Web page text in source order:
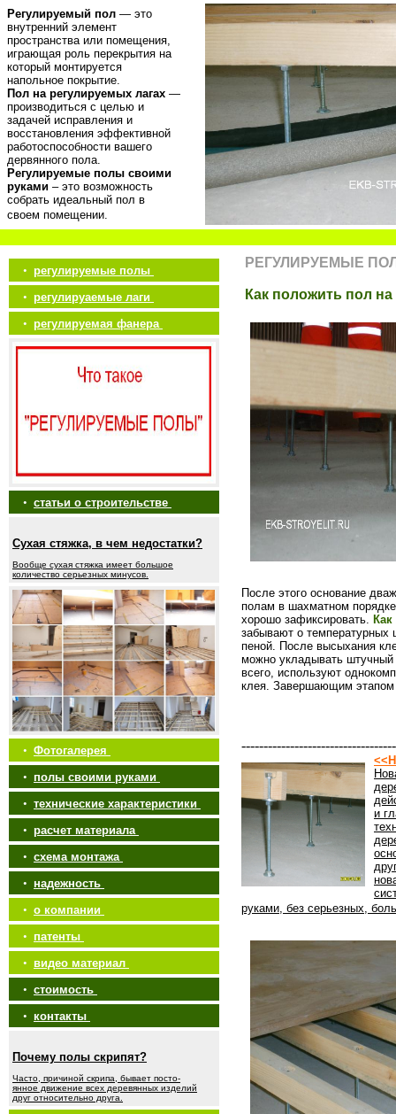
Регулируемый пол — это
внутренний элемент
пространства или помещения,
играющая роль перекрытия на
который монтируется
напольное покрытие.
Пол на регулируемых лагах —
производиться с целью и
задачей исправления и
восстановления эффективной
работоспособности вашего
дервянного пола.
Регулируемые полы своими
руками – это возможность
собрать идеальный пол в
своем помещении.
• регулируемые полы
• регулируаемые лаги
• регулируемая фанера
• статьи о строительстве
Сухая стяжка, в чем недостатки?
Вообще сухая стяжка имеет большое
количество серьезных минусов.
• Фотогалерея
• полы своими руками
• технические характеристики
• расчет материала
• схема монтажа
• надежность
• о компании
• патенты
• видео материал
• стоимость
• контакты
Почему полы скрипят?
Часто, причиной скрипа, бывает посто-
янное движение всех деревянных изделий
друг относительно друга.
РЕГУЛИРУЕМЫЕ
Как положить пол
После этого основание
полам в шахматном
хорошо зафиксировать.
забывают о температурных
пеной. После высыхания
можно укладывать штучный
всего, используют
клея. Завершающим этапом
и
руками, без серьезных,